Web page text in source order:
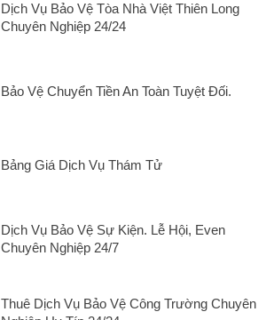
Dịch Vụ Bảo Vệ Tòa Nhà Việt Thiên Long
Chuyên Nghiệp 24/24
Bảo Vệ Chuyển Tiền An Toàn Tuyệt Đối.
Bảng Giá Dịch Vụ Thám Tử
Dịch Vụ Bảo Vệ Sự Kiện. Lễ Hội, Even
Chuyên Nghiệp 24/7
Thuê Dịch Vụ Bảo Vệ Công Trường Chuyên